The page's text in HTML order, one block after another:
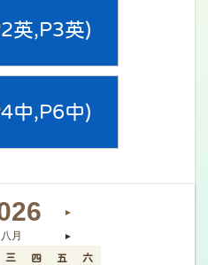
英,P3英)
中,P6中)
►
八月 ►
三 四 五 六